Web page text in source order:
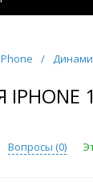
/
Вопросы (0)